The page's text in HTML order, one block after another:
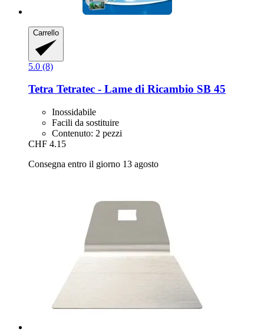
Carrello
5.0 (8)
Tetra Tetratec -​ Lame di Ricambio SB 45
Inossidabile
Facili da sostituire
Contenuto: 2 pezzi
CHF 4.15
Consegna entro il giorno 13 agosto